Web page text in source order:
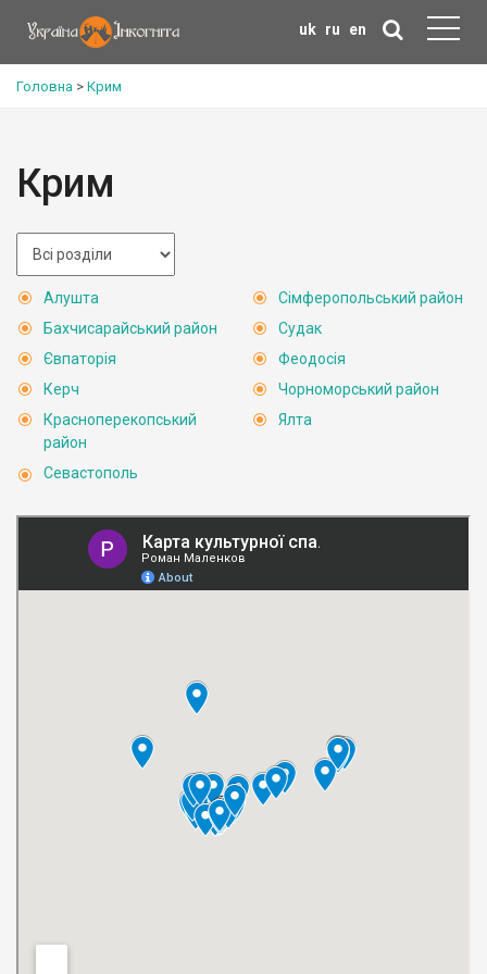
uk ru en
Головна > Крим
Крим
Алушта
Бахчисарайський район
Євпаторія
Керч
Красноперекопський
район
Севастополь
Сімферопольський район
Судак
Феодосія
Чорноморський район
Ялта